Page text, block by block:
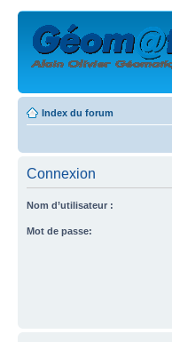
Index du forum
Connexion
Nom d’utilisateur :
Mot de passe: